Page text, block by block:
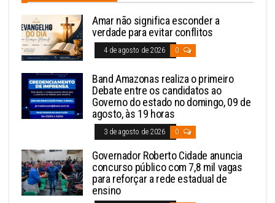
Amar não significa esconder a
verdade para evitar conflitos
4 de agosto de 2026 0
Band Amazonas realiza o primeiro
Debate entre os candidatos ao
Governo do estado no domingo, 09 de
agosto, às 19 horas
3 de agosto de 2026 0
Governador Roberto Cidade anuncia
concurso público com 7,8 mil vagas
para reforçar a rede estadual de
ensino